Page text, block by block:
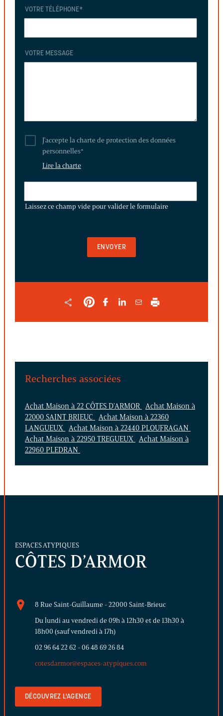
VOTRE TÉLÉPHONE*
VOTRE MESSAGE
J'accepte la charte de protection des données
personnelles*
Lire la charte
CHAMP
Laissez ce champ vide pour valider le formulaire
Recherches associées
Achat Maison à 22 CÔTES D'ARMOR Achat Maison à
22000 SAINT BRIEUC
Achat Maison à 22360
LANGUEUX
Achat Maison à 22440 PLOUFRAGAN
Achat Maison à 22950 TREGUEUX
Achat Maison à
22960 PLEDRAN
ESPACES ATYPIQUES
CÔTES D’ARMOR
8 Rue Saint-Guillaume - 22000 Saint-Brieuc
Du lundi au vendredi de 09h à 12h30 et de 13h30 à
18h00 (sauf vendredi à 17h)
02 96 64 22 62 -06 48 69 26 84
cotesdarmor@espaces-atypiques.com
DÉCOUVREZ L'AGENCE